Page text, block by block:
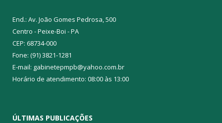
End.: Av. João Gomes Pedrosa, 500
Centro - Peixe-Boi - PA
CEP: 68734-000
Fone: (91) 3821-1281
E-mail: gabinetepmpb@yahoo.com.br
Horário de atendimento: 08:00 às 13:00
ÚLTIMAS PUBLICAÇÕES